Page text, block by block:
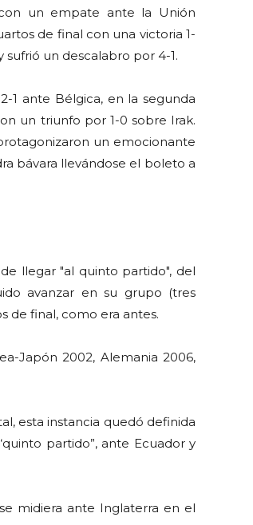
un empate ante la Unión
de final con una victoria 1-
un descalabro por 4-1.
1 ante Bélgica, en la segunda
un triunfo por 1-0 sobre Irak.
un emocionante
bávara llevándose el boleto a
llegar "al quinto partido", del
avanzar en su grupo (tres
de final, como era antes.
Japón 2002, Alemania 2006,
esta instancia quedó definida
partido”, ante Ecuador y
midiera ante Inglaterra en el